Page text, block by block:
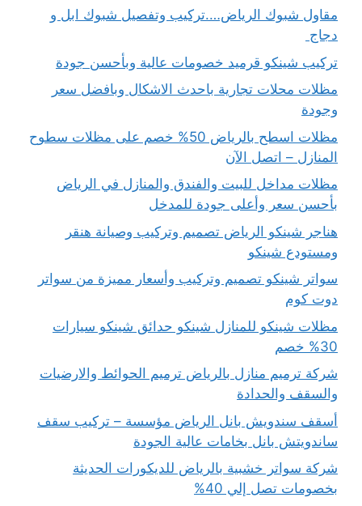
مقاول شبوك الرياض….تركيب وتفصيل شبوك ابل و
دجاج
تركيب شينكو قرميد خصومات عالية وبأحسن جودة
مظلات محلات تجارية باحدث الاشكال وبافضل سعر
وجودة
مظلات اسطح بالرياض 50% خصم على مظلات سطوح
المنازل – اتصل الآن
مظلات مداخل للبيت والفندق والمنازل في الرياض
بأحسن سعر وأعلى جودة للمدخل
هناجر شينكو الرياض تصميم وتركيب وصيانة هنقر
ومستودع شينكو
سواتر شينكو تصميم وتركيب وأسعار مميزة من سواتر
دوت كوم
مظلات شينكو للمنازل شينكو حدائق شينكو سيارات
30% خصم
شركة ترميم منازل بالرياض ترميم الحوائط والارضيات
والسقف والحدادة
أسقف سندويش بانل الرياض مؤسسة – تركيب سقف
ساندويتش بانل بخامات عالية الجودة
شركة سواتر خشبية بالرياض للديكورات الحديثة
بخصومات تصل إلي 40%